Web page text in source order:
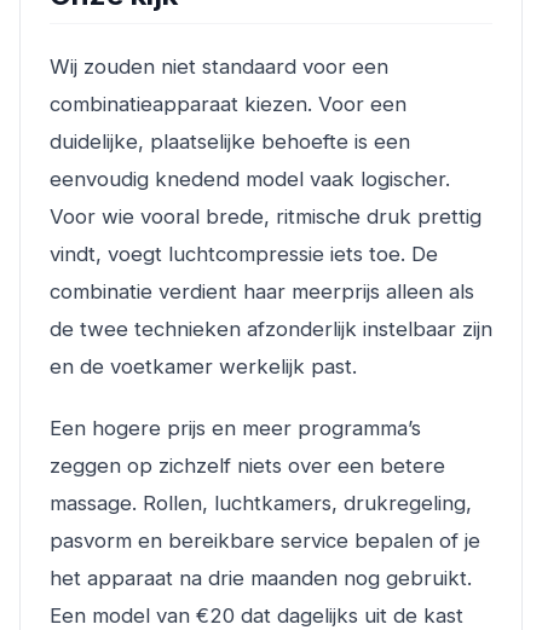
Wij zouden niet standaard voor een
combinatieapparaat kiezen. Voor een
duidelijke, plaatselijke behoefte is een
eenvoudig knedend model vaak logischer.
Voor wie vooral brede, ritmische druk prettig
vindt, voegt luchtcompressie iets toe. De
combinatie verdient haar meerprijs alleen als
de twee technieken afzonderlijk instelbaar zijn
en de voetkamer werkelijk past.
Een hogere prijs en meer programma’s
zeggen op zichzelf niets over een betere
massage. Rollen, luchtkamers, drukregeling,
pasvorm en bereikbare service bepalen of je
het apparaat na drie maanden nog gebruikt.
Een model van €20 dat dagelijks uit de kast